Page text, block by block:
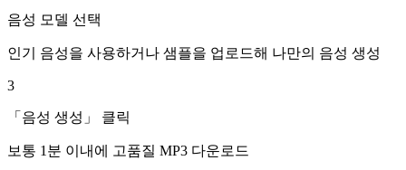
음성 모델 선택
인기 음성을 사용하거나 샘플을 업로드해 나만의 음성 생성
3
「음성 생성」 클릭
보통 1분 이내에 고품질 MP3 다운로드